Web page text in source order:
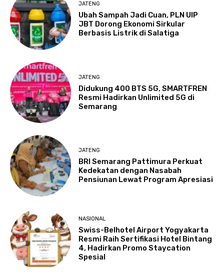
JATENG
Ubah Sampah Jadi Cuan, PLN UIP
JBT Dorong Ekonomi Sirkular
Berbasis Listrik di Salatiga
JATENG
Didukung 400 BTS 5G, SMARTFREN
Resmi Hadirkan Unlimited 5G di
Semarang
JATENG
BRI Semarang Pattimura Perkuat
Kedekatan dengan Nasabah
Pensiunan Lewat Program Apresiasi
NASIONAL
Swiss-Belhotel Airport Yogyakarta
Resmi Raih Sertifikasi Hotel Bintang
4, Hadirkan Promo Staycation
Spesial